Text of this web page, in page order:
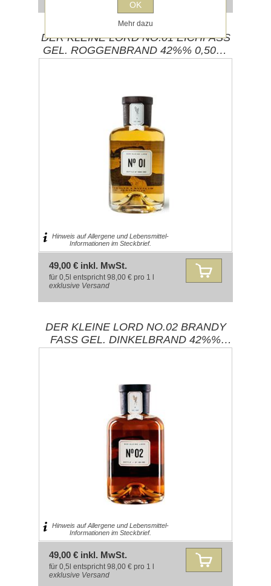
DER KLEINE LORD NO.01 EICHFASS
GEL. ROGGENBRAND 42%% 0,50L /
BRENNEREI EHRINGHAUSEN
Hinweis auf Allergene und Lebensmittel-
Informationen im Steckbrief.
49,00 € inkl. MwSt.
für 0,5l entspricht 98,00 € pro 1 l
exklusive Versand
DER KLEINE LORD NO.02 BRANDY
FASS GEL. DINKELBRAND 42%%
0,50L / BRENNEREI EHRINGHAUSEN
Hinweis auf Allergene und Lebensmittel-
Informationen im Steckbrief.
49,00 € inkl. MwSt.
für 0,5l entspricht 98,00 € pro 1 l
exklusive Versand
OK
Mehr dazu